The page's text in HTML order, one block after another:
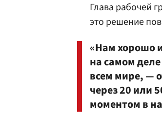
Глава рабочей
это решение
«Нам хорошо
на самом деле
всем мире, —
через 20 или
моментом в